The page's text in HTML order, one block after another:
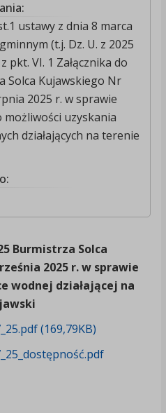
ustawy z dnia 8 marca
(t.j. Dz. U. z 2025
pkt. VI. 1 Załącznika do
Solca Kujawskiego Nr
2025 r. w sprawie
uzyskania
działających na terenie
Burmistrza Solca
2025 r. w sprawie
wodnej działającej na
(169,79KB)